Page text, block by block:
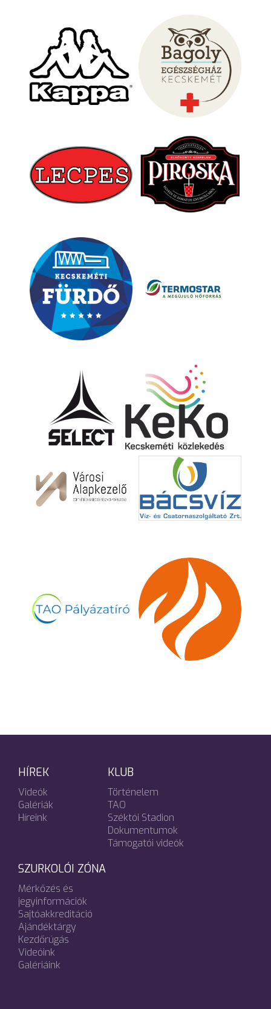
HÍREK
Videók
Galériák
Híreink
KLUB
Történelem
TAO
Széktói Stadion
Dokumentumok
Támogatói videók
SZURKOLÓI ZÓNA
Mérkőzés és
jegyinformációk
Sajtóakkreditáció
Ajándéktárgy
Kezdőrúgás
Videóink
Galériáink